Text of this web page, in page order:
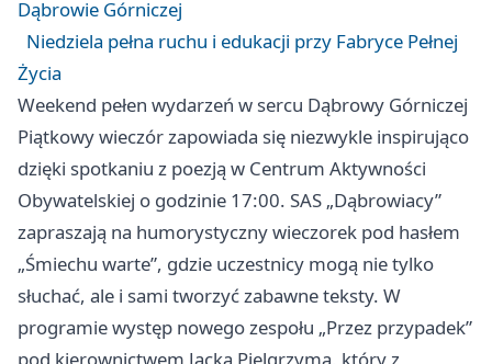
Dąbrowie Górniczej
Niedziela pełna ruchu i edukacji przy Fabryce Pełnej
Życia
Weekend pełen wydarzeń w sercu Dąbrowy Górniczej
Piątkowy wieczór zapowiada się niezwykle inspirująco
dzięki spotkaniu z poezją w Centrum Aktywności
Obywatelskiej o godzinie 17:00. SAS „Dąbrowiacy”
zapraszają na humorystyczny wieczorek pod hasłem
„Śmiechu warte”, gdzie uczestnicy mogą nie tylko
słuchać, ale i sami tworzyć zabawne teksty. W
programie występ nowego zespołu „Przez przypadek”